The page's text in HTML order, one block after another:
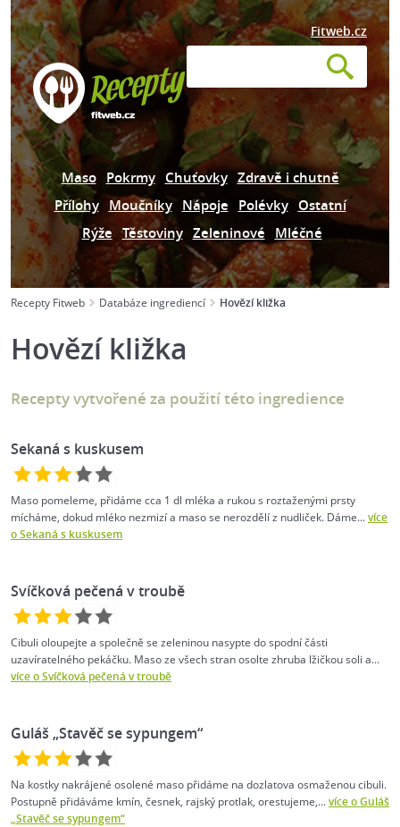
Fitweb.cz
Maso Pokrmy Chuťovky Zdravě i chutně
Přílohy Moučníky Nápoje Polévky Ostatní
Rýže Těstoviny Zeleninové Mléčné
Recepty Fitweb Databáze ingrediencí Hovězí kližka
Hovězí kližka
Recepty vytvořené za použití této ingredience
Sekaná s kuskusem
Maso pomeleme, přidáme cca 1 dl mléka a rukou s roztaženými prsty
mícháme, dokud mléko nezmizí a maso se nerozdělí z nudliček. Dáme...více
o Sekaná s kuskusem
Svíčková pečená v troubě
Cibuli oloupejte a společně se zeleninou nasypte do spodní části
uzavíratelného pekáčku. Maso ze všech stran osolte zhruba lžičkou soli a...
více o Svíčková pečená v troubě
Guláš „Stavěč se sypungem“
Na kostky nakrájené osolené maso přidáme na dozlatova osmaženou cibuli.
Postupně přidáváme kmín, česnek, rajský protlak, orestujeme,...více o Guláš
„Stavěč se sypungem“